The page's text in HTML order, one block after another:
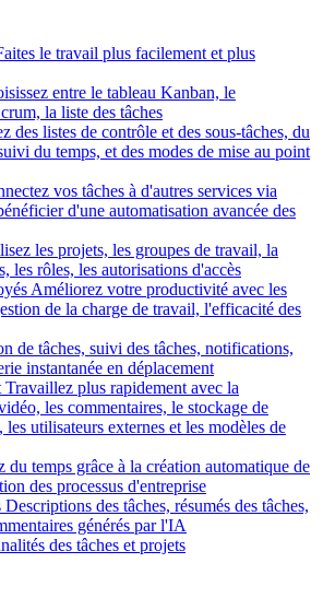
le travail plus facilement et plus
entre le tableau Kanban, le
la liste des tâches
des listes de contrôle et des sous-tâches, du
du temps, et des modes de mise au point
vos tâches à d'autres services via
d'une automatisation avancée des
les projets, les groupes de travail, la
les rôles, les autorisations d'accès
Améliorez votre productivité avec les
de la charge de travail, l'efficacité des
de tâches, suivi des tâches, notifications,
instantanée en déplacement
Travaillez plus rapidement avec la
les commentaires, le stockage de
utilisateurs externes et les modèles de
du temps grâce à la création automatique de
des processus d'entreprise
Descriptions des tâches, résumés des tâches,
générés par l'IA
des tâches et projets